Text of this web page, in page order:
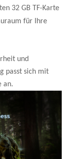
32 GB TF-Karte
für Ihre
und
passt sich mit
an.